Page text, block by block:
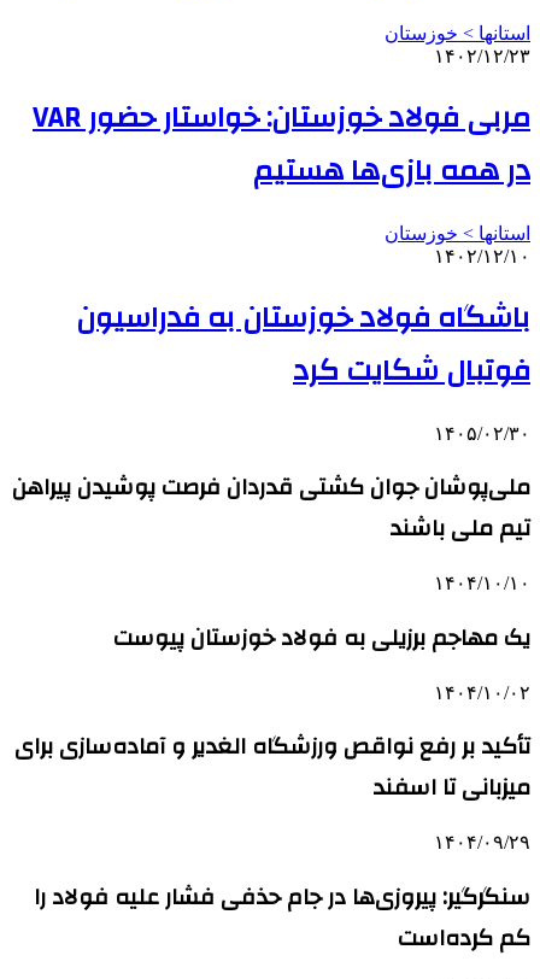
استانها > خوزستان
۱۴۰۲/۱۲/۲۳
مربی فولاد خوزستان: خواستار حضور VAR
در همه بازی‌ها هستیم
استانها > خوزستان
۱۴۰۲/۱۲/۱۰
باشگاه فولاد خوزستان به فدراسیون
فوتبال شکایت کرد
۱۴۰۵/۰۲/۳۰
ملی‌پوشان جوان کشتی قدردان فرصت پوشیدن پیراهن
تیم ملی باشند
۱۴۰۴/۱۰/۱۰
یک مهاجم برزیلی به فولاد خوزستان پیوست
۱۴۰۴/۱۰/۰۲
تأکید بر رفع نواقص ورزشگاه الغدیر و آماده‌سازی برای
میزبانی تا اسفند
۱۴۰۴/۰۹/۲۹
سنگرگیر: پیروزی‌ها در جام حذفی فشار علیه فولاد را
کم کرده‌است